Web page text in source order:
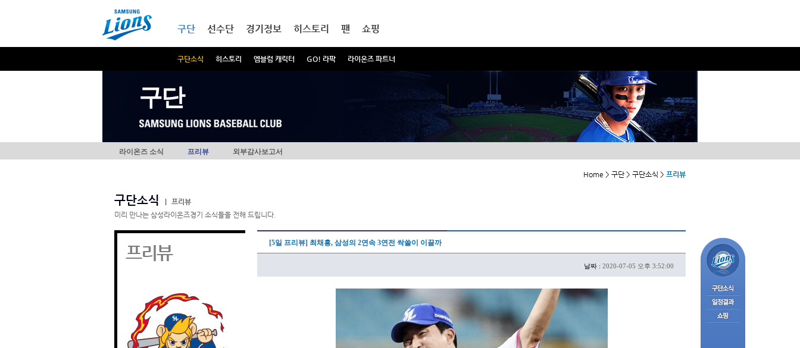
구단
구단소식 히스토리 엠블럼 캐릭터 GO! 라팍 라이온즈 파트너
선수단 경기정보 히스토리 팬 쇼핑
구단
라이온즈 소식 프리뷰 외부감사보고서
Home > 구단 > 구단소식 > 프리뷰
구단소식
프리뷰
미리 만나는 삼성라이온즈경기 소식들을 전해 드립니다.
프리뷰 [5일 프리뷰] 최채흥, 삼성의 2연속 3연전 싹쓸이 이끌까
날짜 : 2020-07-05 오후 3:52:00